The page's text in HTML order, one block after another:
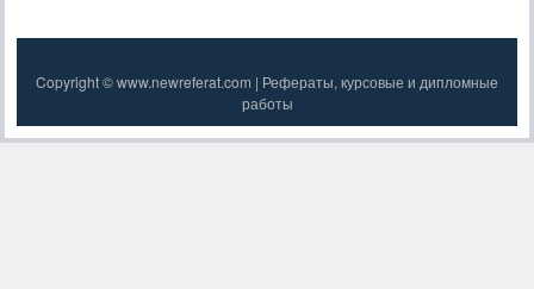
Copyright © www.newreferat.com | Рефераты, курсовые и дипломные
работы